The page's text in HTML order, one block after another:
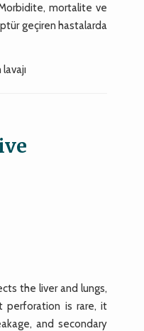
mortalite ve
geçiren hastalarda
the liver and lungs,
perforation is rare, it
and secondary